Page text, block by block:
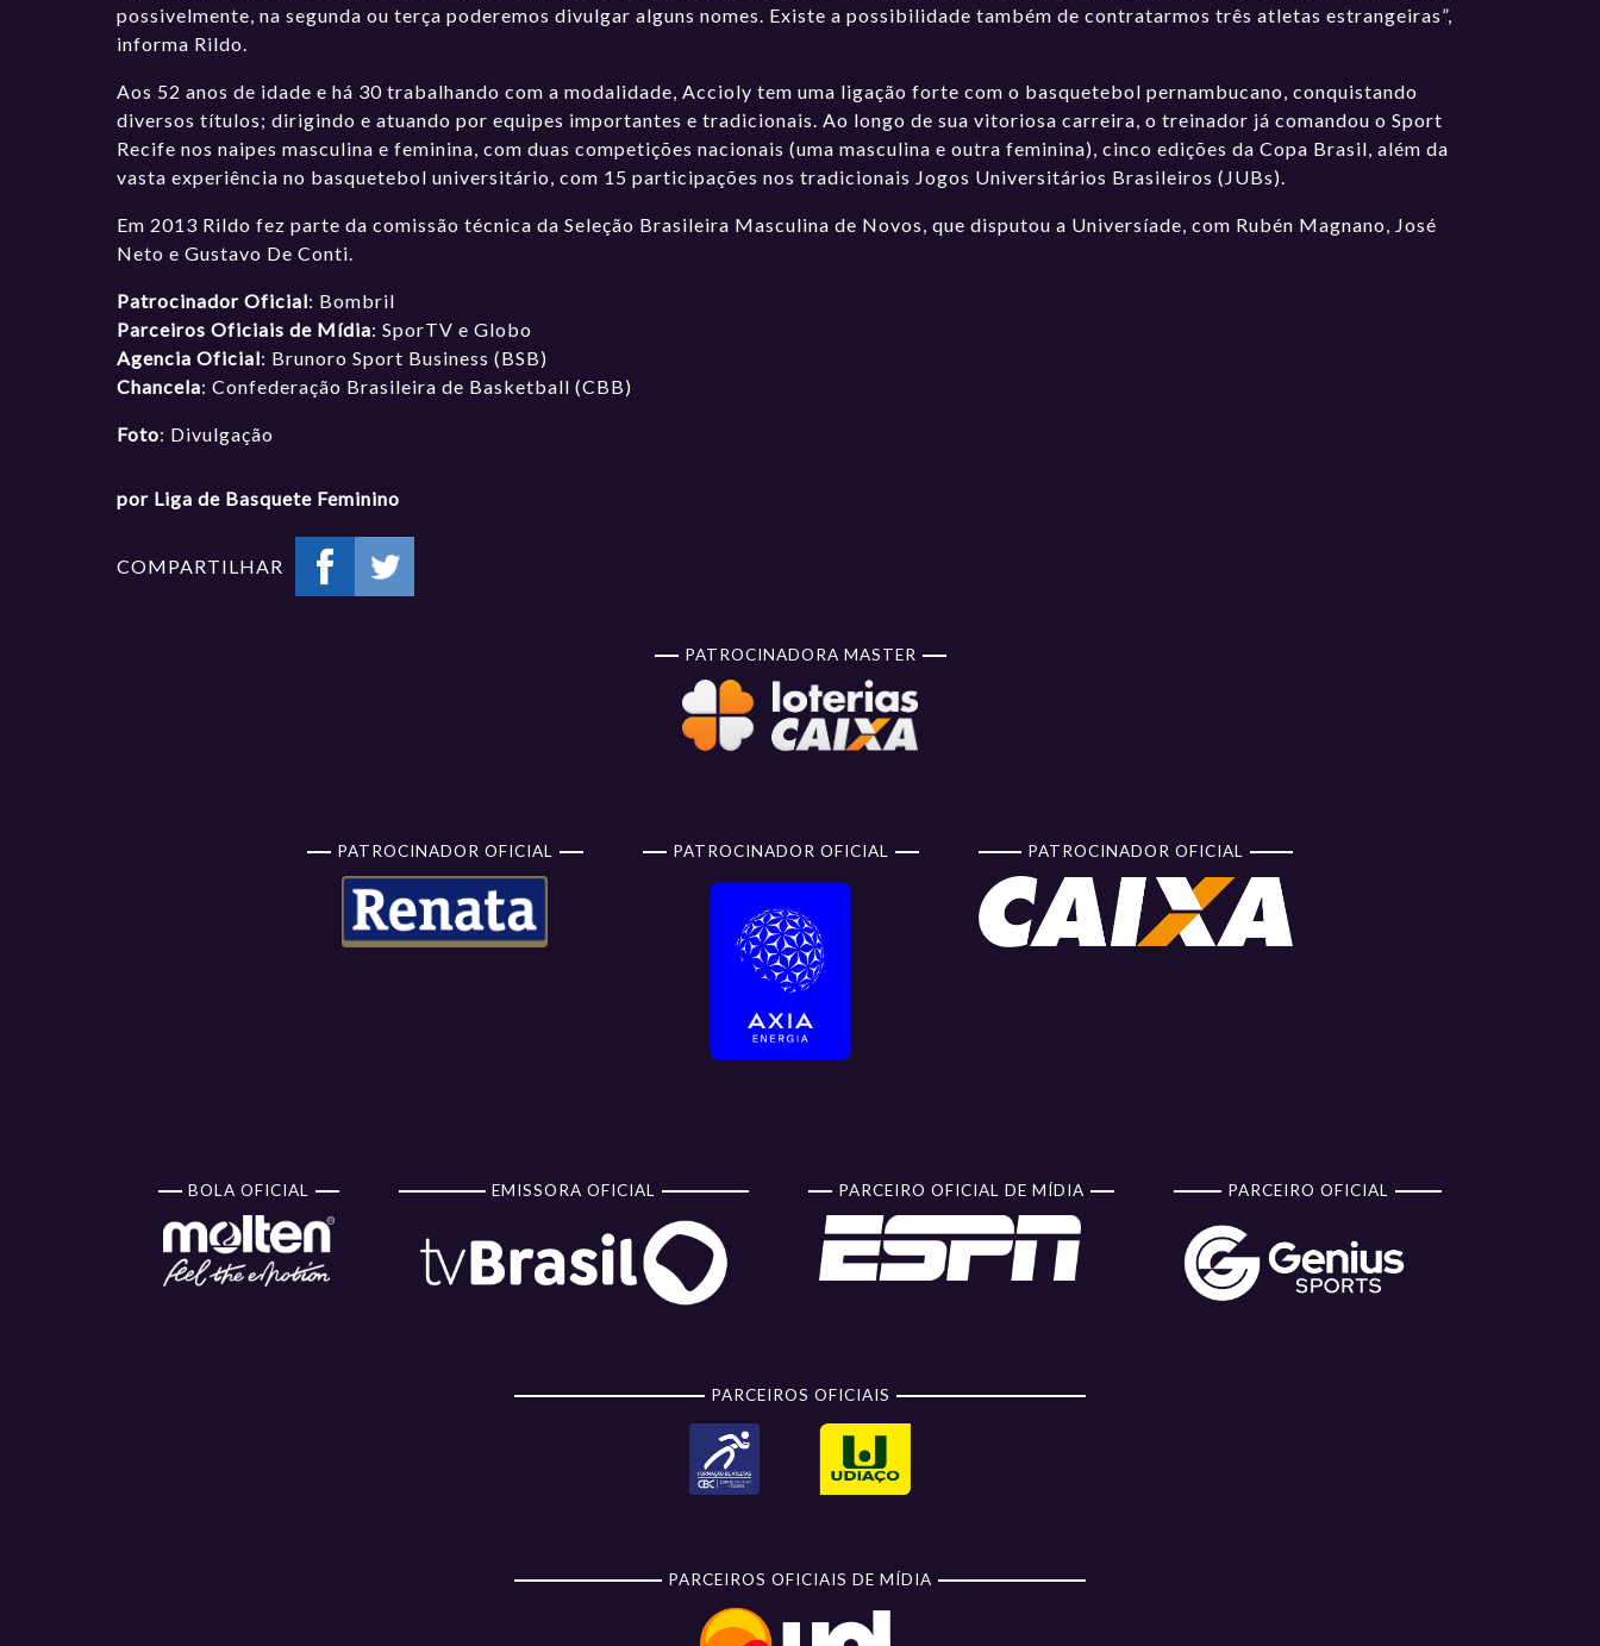
possivelmente, na segunda ou terça poderemos divulgar alguns nomes. Existe a possibilidade também de contratarmos três atletas estrangeiras”,
informa Rildo.
Aos 52 anos de idade e há 30 trabalhando com a modalidade, Accioly tem uma ligação forte com o basquetebol pernambucano, conquistando
diversos títulos; dirigindo e atuando por equipes importantes e tradicionais. Ao longo de sua vitoriosa carreira, o treinador já comandou o Sport
Recife nos naipes masculina e feminina, com duas competições nacionais (uma masculina e outra feminina), cinco edições da Copa Brasil, além da
vasta experiência no basquetebol universitário, com 15 participações nos tradicionais Jogos Universitários Brasileiros (JUBs).
Em 2013 Rildo fez parte da comissão técnica da Seleção Brasileira Masculina de Novos, que disputou a Universíade, com Rubén Magnano, José
Neto e Gustavo De Conti.
Patrocinador Oficial: Bombril
Parceiros Oficiais de Mídia: SporTV e Globo
Agencia Oficial: Brunoro Sport Business (BSB)
Chancela: Confederação Brasileira de Basketball (CBB)
Foto: Divulgação
por Liga de Basquete Feminino
COMPARTILHAR
PATROCINADORA MASTER
PATROCINADOR OFICIAL PATROCINADOR OFICIAL PATROCINADOR OFICIAL
BOLA OFICIAL EMISSORA OFICIAL PARCEIRO OFICIAL DE MÍDIA PARCEIRO OFICIAL
PARCEIROS OFICIAIS
PARCEIROS OFICIAIS DE MÍDIA